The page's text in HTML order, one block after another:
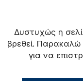
Δυστυχώς η
βρεθεί.
για να